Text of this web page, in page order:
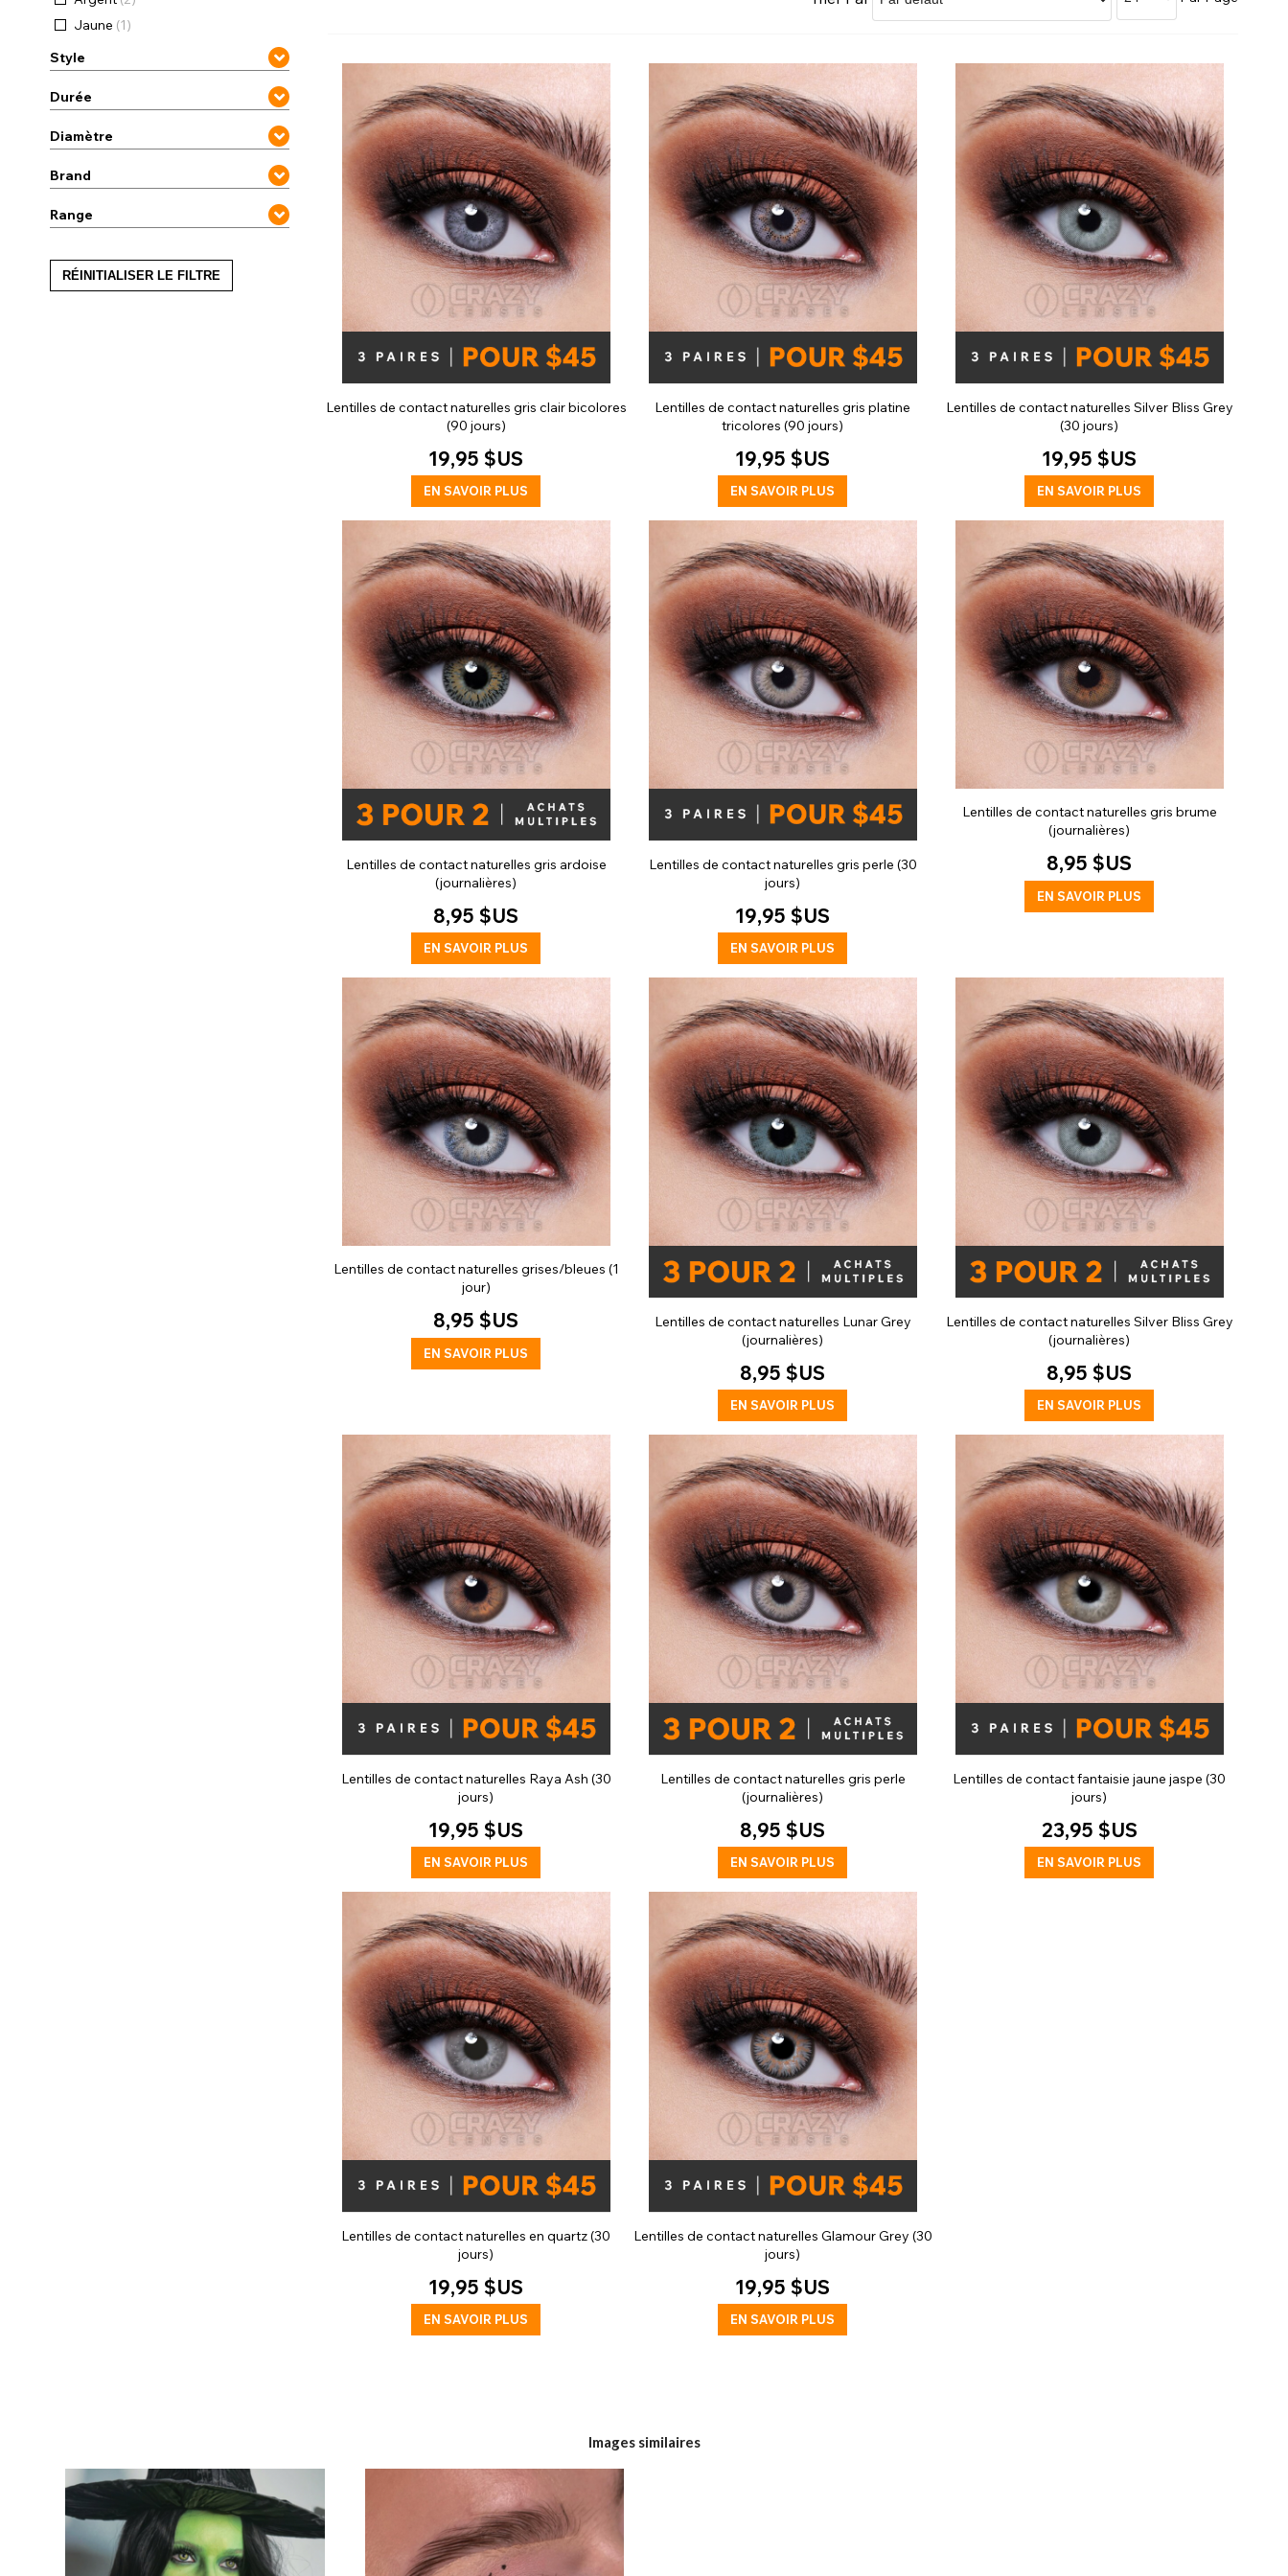
Boutique Accessoires Soldes
Jaune (1)
Style
Durée
Diamètre
Brand
Range
RÉINITIALISER LE FILTRE
Lentilles de contact naturelles gris clair bicolores
(90 jours)
19,95 $US
EN SAVOIR PLUS
Lentilles de contact naturelles gris platine
tricolores (90 jours)
19,95 $US
EN SAVOIR PLUS
Lentilles de contact naturelles Silver Bliss Grey
(30 jours)
19,95 $US
EN SAVOIR PLUS
Lentilles de contact naturelles gris ardoise
(journalières)
8,95 $US
EN SAVOIR PLUS
Lentilles de contact naturelles gris perle (30
jours)
19,95 $US
EN SAVOIR PLUS
Lentilles de contact naturelles gris brume
(journalières)
8,95 $US
EN SAVOIR PLUS
Lentilles de contact naturelles grises/bleues (1
jour)
8,95 $US
EN SAVOIR PLUS
Lentilles de contact naturelles Lunar Grey
(journalières)
8,95 $US
EN SAVOIR PLUS
Lentilles de contact naturelles Silver Bliss Grey
(journalières)
8,95 $US
EN SAVOIR PLUS
Lentilles de contact naturelles Raya Ash (30
jours)
19,95 $US
EN SAVOIR PLUS
Lentilles de contact naturelles gris perle
(journalières)
8,95 $US
EN SAVOIR PLUS
Lentilles de contact fantaisie jaune jaspe (30
jours)
23,95 $US
EN SAVOIR PLUS
Lentilles de contact naturelles en quartz (30
jours)
19,95 $US
EN SAVOIR PLUS
Lentilles de contact naturelles Glamour Grey (30
jours)
19,95 $US
EN SAVOIR PLUS
Images similaires